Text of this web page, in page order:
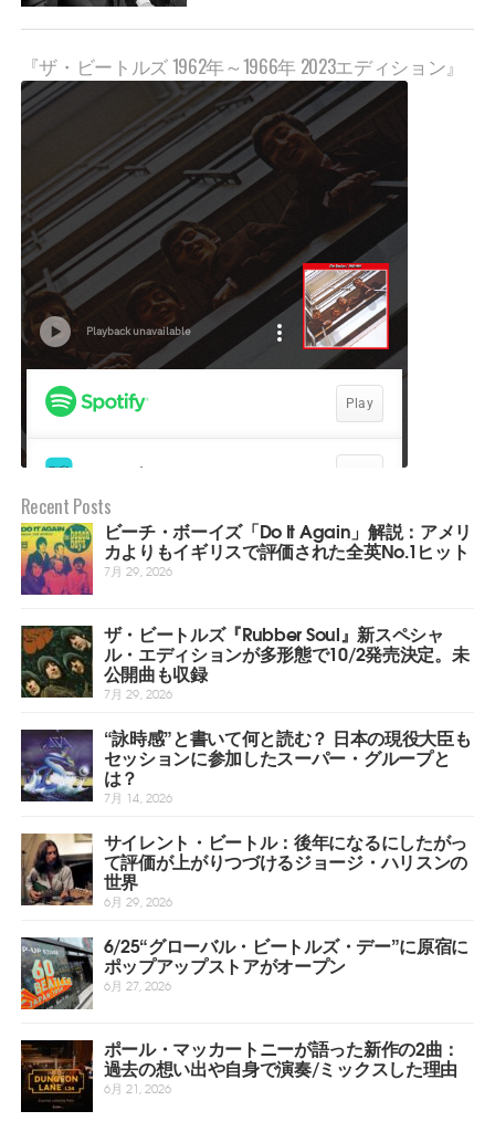
『ザ・ビートルズ 1962年～1966年 2023エディション』
Recent Posts
ビーチ・ボーイズ「Do It Again」解説：アメリ
カよりもイギリスで評価された全英No.1ヒット
7月 29, 2026
ザ・ビートルズ『Rubber Soul』新スペシャ
ル・エディションが多形態で10/2発売決定。未
公開曲も収録
7月 29, 2026
“詠時感”と書いて何と読む？ 日本の現役大臣も
セッションに参加したスーパー・グループと
は？
7月 14, 2026
サイレント・ビートル：後年になるにしたがっ
て評価が上がりつづけるジョージ・ハリスンの
世界
6月 29, 2026
6/25“グローバル・ビートルズ・デー”に原宿に
ポップアップストアがオープン
6月 27, 2026
ポール・マッカートニーが語った新作の2曲：
過去の想い出や自身で演奏/ミックスした理由
6月 21, 2026